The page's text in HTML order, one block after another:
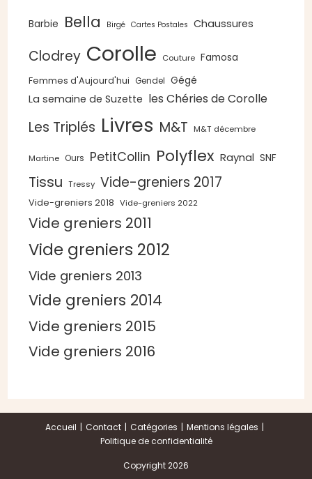
Barbie Bella Birgé Cartes Postales Chaussures
Clodrey Corolle Couture Famosa
Femmes d'Aujourd'hui Gendel Gégé
La semaine de Suzette les Chéries de Corolle
Les Triplés Livres M&T M&T décembre
Martine Ours PetitCollin Polyflex Raynal SNF
Tissu Tressy Vide-greniers 2017
Vide-greniers 2018 Vide-greniers 2022
Vide greniers 2011
Vide greniers 2012
Vide greniers 2013
Vide greniers 2014
Vide greniers 2015
Vide greniers 2016
Accueil Contact Catégories
Mentions légales
Politique de confidentialité
Copyright 2026